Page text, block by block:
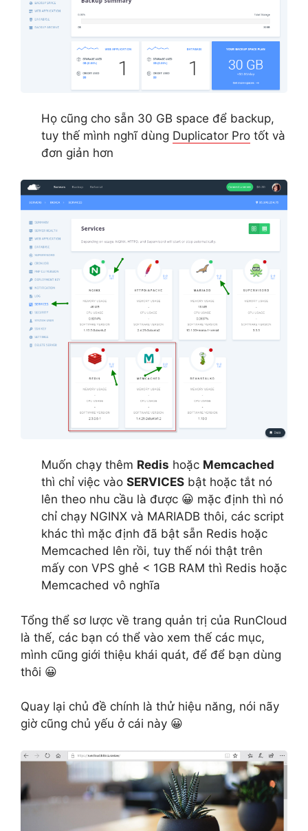
Họ cũng cho sẵn 30 GB space để backup,
tuy thế mình nghĩ dùng Duplicator Pro tốt và
đơn giản hơn
Muốn chạy thêm Redis hoặc Memcached
thì chỉ việc vào SERVICES bật hoặc tắt nó
lên theo nhu cầu là được 😀 mặc định thì nó
chỉ chạy NGINX và MARIADB thôi, các script
khác thì mặc định đã bật sẵn Redis hoặc
Memcached lên rồi, tuy thế nói thật trên
mấy con VPS ghẻ < 1GB RAM thì Redis hoặc
Memcached vô nghĩa
Tổng thể sơ lược về trang quản trị của RunCloud
là thế, các bạn có thể vào xem thế các mục,
mình cũng giới thiệu khái quát, để để bạn dùng
thôi 😀
Quay lại chủ đề chính là thử hiệu năng, nói nãy
giờ cũng chủ yếu ở cái này 😀